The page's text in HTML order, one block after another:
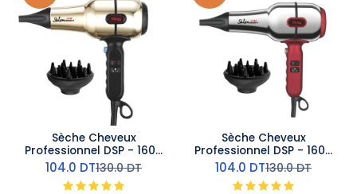
Sèche Cheveux
Professionnel DSP - 1600
W - Doré
104.0 DT130.0DT
Sèche Cheveux
Professionnel DSP - 1600
W - Argent
104.0 DT130.0DT